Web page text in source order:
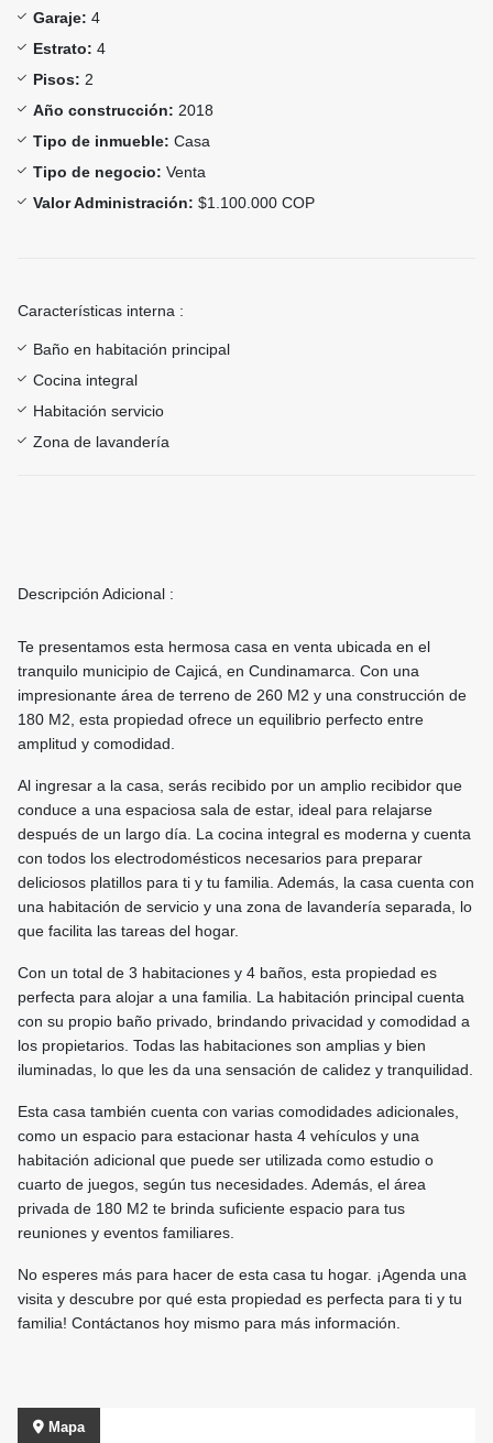
Garaje: 4
Estrato: 4
Pisos: 2
Año construcción: 2018
Tipo de inmueble: Casa
Tipo de negocio: Venta
Valor Administración: $1.100.000 COP
Características interna :
Baño en habitación principal
Cocina integral
Habitación servicio
Zona de lavandería
Descripción Adicional :
Te presentamos esta hermosa casa en venta ubicada en el
tranquilo municipio de Cajicá, en Cundinamarca. Con una
impresionante área de terreno de 260 M2 y una construcción de
180 M2, esta propiedad ofrece un equilibrio perfecto entre
amplitud y comodidad.
Al ingresar a la casa, serás recibido por un amplio recibidor que
conduce a una espaciosa sala de estar, ideal para relajarse
después de un largo día. La cocina integral es moderna y cuenta
con todos los electrodomésticos necesarios para preparar
deliciosos platillos para ti y tu familia. Además, la casa cuenta con
una habitación de servicio y una zona de lavandería separada, lo
que facilita las tareas del hogar.
Con un total de 3 habitaciones y 4 baños, esta propiedad es
perfecta para alojar a una familia. La habitación principal cuenta
con su propio baño privado, brindando privacidad y comodidad a
los propietarios. Todas las habitaciones son amplias y bien
iluminadas, lo que les da una sensación de calidez y tranquilidad.
Esta casa también cuenta con varias comodidades adicionales,
como un espacio para estacionar hasta 4 vehículos y una
habitación adicional que puede ser utilizada como estudio o
cuarto de juegos, según tus necesidades. Además, el área
privada de 180 M2 te brinda suficiente espacio para tus
reuniones y eventos familiares.
No esperes más para hacer de esta casa tu hogar. ¡Agenda una
visita y descubre por qué esta propiedad es perfecta para ti y tu
familia! Contáctanos hoy mismo para más información.
Mapa